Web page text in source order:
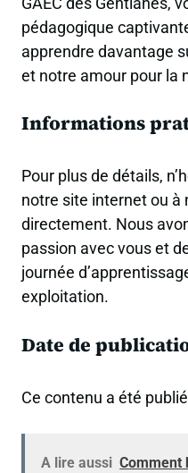
pédagogique
apprendre davantage
et notre amour pour la
Informations
Pour plus de détails,
notre site internet ou à
directement. Nous
passion avec vous et
journée
exploitation.
Date de
Ce contenu a été
A lire aussi Comment